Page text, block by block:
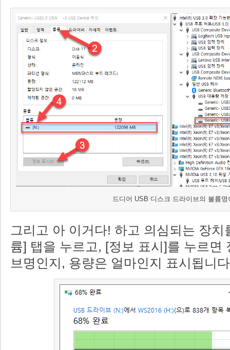
드디어 USB 디스크 드라이브의 볼륨명
그리고 아 이거다! 하고 의심되는 장치
륨] 탭을 누르고, [정보 표시]를 누르면
브명인지, 용량은 얼마인지 표시됩니